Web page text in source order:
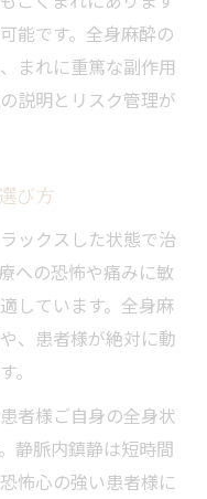
能です。全身麻酔の
まれに重篤な副作用
説明とリスク管理が
び方
ックスした状態で治
への恐怖や痛みに敏
しています。全身麻
、患者様が絶対に動
。
者様ご自身の全身状
静脈内鎮静は短時間
怖心の強い患者様に